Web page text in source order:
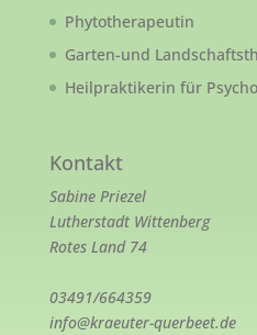
Phytotherapeutin
Garten-und
Heilpraktikerin für
Kontakt
Sabine Priezel
Lutherstadt Wittenberg
Rotes Land 74
03491/664359
info@kraeuter-querbeet.de